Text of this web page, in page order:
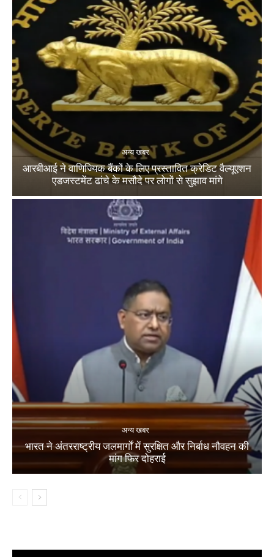
अन्य खबर
आरबीआई ने वाणिज्यिक बैंकों के लिए प्रस्तावित क्रेडिट वैल्यूएशन
एडजस्टमेंट ढांचे के मसौदे पर लोगों से सुझाव मांगे
अन्य खबर
भारत ने अंतरराष्ट्रीय जलमार्गों में सुरक्षित और निर्बाध नौवहन की
मांग फिर दोहराई